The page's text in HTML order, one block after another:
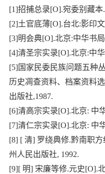
[1]招捕总录[O].宛委别藏
[2]土官底薄[O].台北:影印
[3]明会典[O].北京:中华书局
[4]清圣宗实录[O].北京:中
[5]国家民委民族问题五种
历史凋查资料、档案资料
出版社,1987.
[6]清高宗实录[O].北京: 中
[7]清仁宗实录[O].北京: 中
[8] [ 清] 罗绕典修.黔南职
州人民出版社, 1992.
[9][ 明] 宋廉等修.元史[O].